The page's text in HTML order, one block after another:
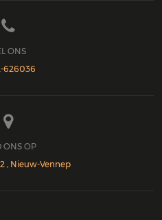

ONS
626036

ONS OP
, Nieuw-Vennep